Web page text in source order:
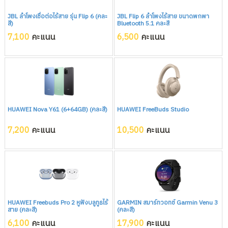
JBL ลำโพงเชื่อต่อไร้สาย รุ่น Flip 6 (คละ
สี)
7,100 คะแนน
JBL Flip 6 ลำโพงไร้สาย ขนาดพกพา
Bluetooth 5.1 คละสี
6,500 คะแนน
HUAWEI Nova Y61 (6+64GB) (คละสี)
7,200 คะแนน
HUAWEI FreeBuds Studio
10,500 คะแนน
HUAWEI Freebuds Pro 2 หูฟังบลูทูธไร้
สาย (คละสี)
6,100 คะแนน
GARMIN สมาร์ทวอทช์ Garmin Venu 3
(คละสี)
17,900 คะแนน